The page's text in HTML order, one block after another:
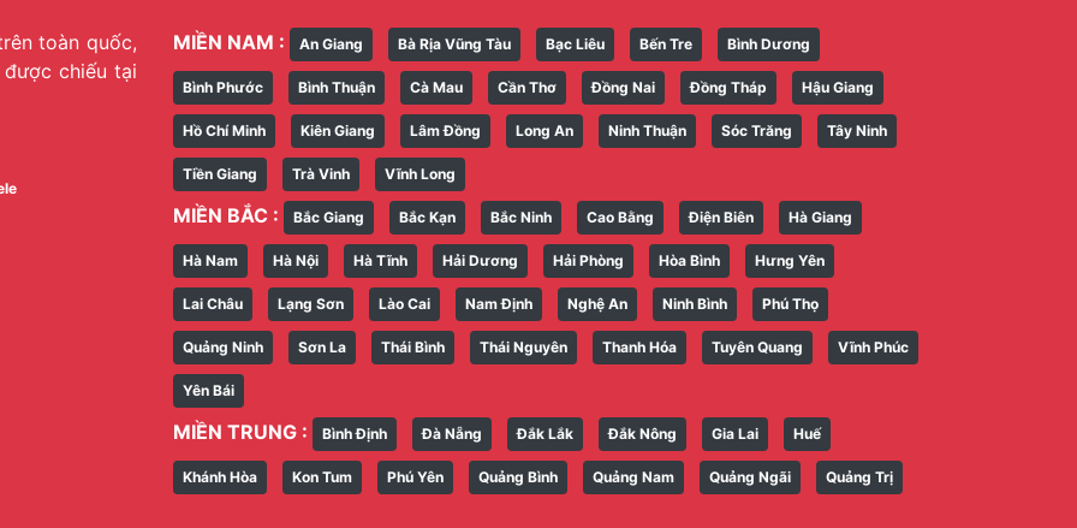
toàn quốc,
chiếu tại
MIỀN NAM : An Giang Bà Rịa Vũng Tàu Bạc Liêu Bến Tre Bình Dương
Bình Phước Bình Thuận Cà Mau Cần Thơ Đồng Nai Đồng Tháp Hậu Giang
Hồ Chí Minh Kiên Giang Lâm Đồng Long An Ninh Thuận Sóc Trăng Tây Ninh
Tiền Giang Trà Vinh Vĩnh Long
MIỀN BẮC : Bắc Giang Bắc Kạn Bắc Ninh Cao Bằng Điện Biên Hà Giang
Hà Nam Hà Nội Hà Tĩnh Hải Dương Hải Phòng Hòa Bình Hưng Yên
Lai Châu Lạng Sơn Lào Cai Nam Định Nghệ An Ninh Bình Phú Thọ
Quảng Ninh Sơn La Thái Bình Thái Nguyên Thanh Hóa Tuyên Quang Vĩnh Phúc
Yên Bái
MIỀN TRUNG : Bình Định Đà Nẵng Đắk Lắk Đắk Nông Gia Lai Huế
Khánh Hòa Kon Tum Phú Yên Quảng Bình Quảng Nam Quảng Ngãi Quảng Trị